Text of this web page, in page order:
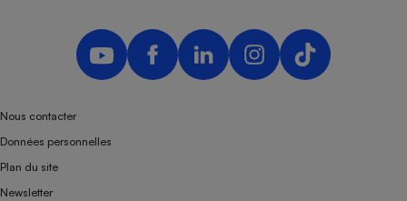
Nous contacter
Données personnelles
Plan du site
Newsletter